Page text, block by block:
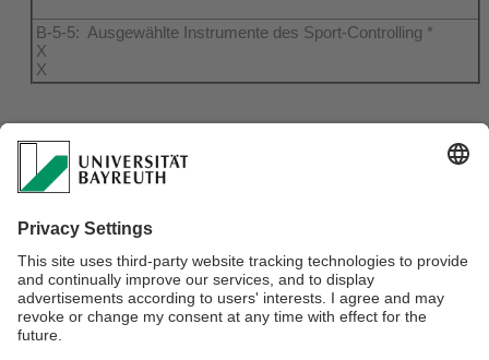
B-5-5: Ausgewählte Instrumente des Sport-Controlling *
X
X
wissenschaftlichen Arbeiten finden Sie
* Die Veranstaltung wird unregelmäßig, den
durch